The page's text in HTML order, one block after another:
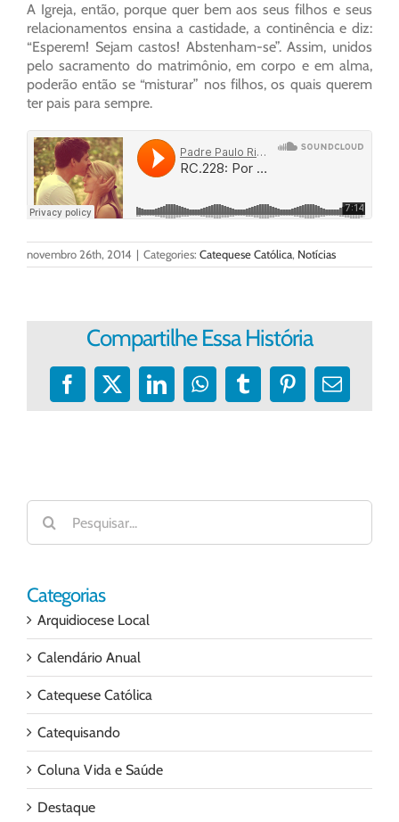
A Igreja, então, porque quer bem aos seus filhos e seus
relacionamentos ensina a castidade, a continência e diz:
“Esperem! Sejam castos! Abstenham-se”. Assim, unidos
pelo sacramento do matrimônio, em corpo e em alma,
poderão então se “misturar” nos filhos, os quais querem
ter pais para sempre.
novembro 26th, 2014 | Categories: Catequese Católica, Notícias
Compartilhe Essa História
Facebook
X LinkedInWhatsApp
TumblrPinterest
E-
Buscar
resultados
para:
Categorias
Arquidiocese Local
Calendário Anual
Catequese Católica
Catequisando
Coluna Vida e Saúde
Destaque